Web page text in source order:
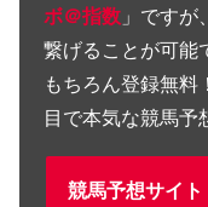
ボ＠指数 」です
繋げることが可能
もちろん登録無
目で本気な競馬予
競馬予想サイ